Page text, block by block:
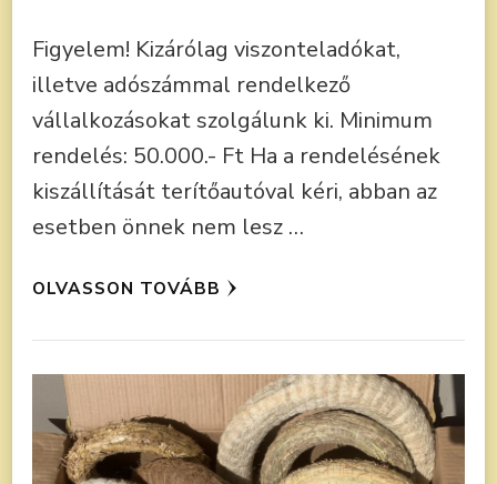
Figyelem! Kizárólag viszonteladókat,
illetve adószámmal rendelkező
vállalkozásokat szolgálunk ki. Minimum
rendelés: 50.000.- Ft Ha a rendelésének
kiszállítását terítőautóval kéri, abban az
esetben önnek nem lesz …
OLVASSON TOVÁBB